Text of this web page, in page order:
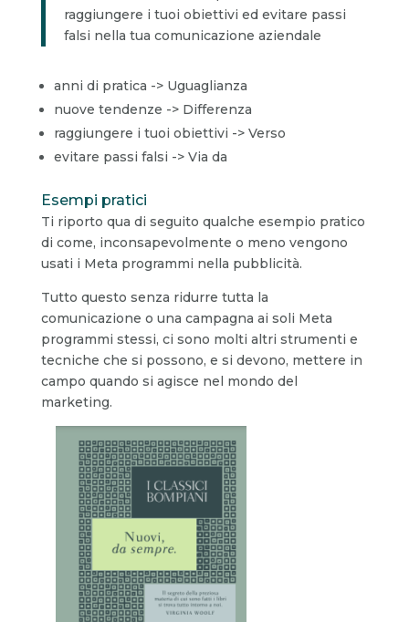
raggiungere i tuoi obiettivi ed evitare passi
falsi nella tua comunicazione aziendale
anni di pratica -> Uguaglianza
nuove tendenze -> Differenza
raggiungere i tuoi obiettivi -> Verso
evitare passi falsi -> Via da
Esempi pratici
Ti riporto qua di seguito qualche esempio pratico
di come, inconsapevolmente o meno vengono
usati i Meta programmi nella pubblicità.
Tutto questo senza ridurre tutta la
comunicazione o una campagna ai soli Meta
programmi stessi, ci sono molti altri strumenti e
tecniche che si possono, e si devono, mettere in
campo quando si agisce nel mondo del
marketing.